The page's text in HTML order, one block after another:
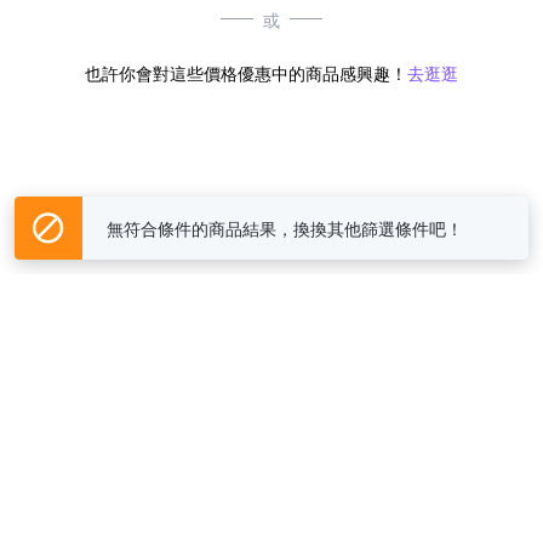
或
也許你會對這些價格優惠中的商品感興趣！ 去逛逛
無符合條件的商品結果，換換其他篩選條件吧！